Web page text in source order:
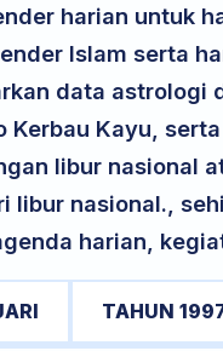
harian untuk
Islam serta
data astrologi
Kerbau Kayu,
libur nasional
libur nasional.,
harian,
TAHUN